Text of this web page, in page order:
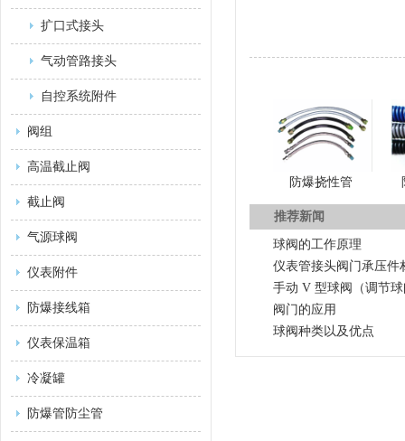
扩口式接头
气动管路接头
自控系统附件
阀组
高温截止阀
截止阀
气源球阀
仪表附件
防爆接线箱
仪表保温箱
冷凝罐
防爆管防尘管
防爆挠性管
推荐新闻
球阀的工作原理
仪表管接头阀门承压件
手动 V 型球阀（调节
阀门的应用
球阀种类以及优点